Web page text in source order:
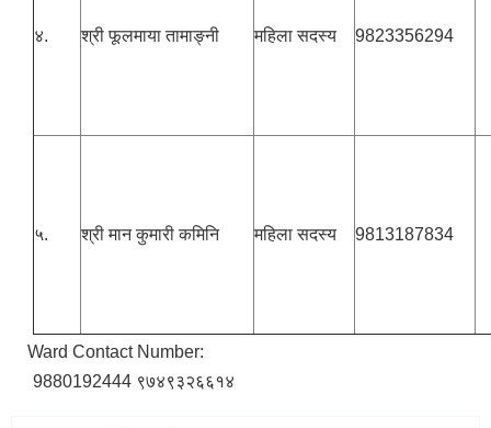
४. श्री फूलमाया तामाङ्नी महिला सदस्य 9823356294
५. श्री मान कुमारी कमिनि महिला सदस्य 9813187834
Ward Contact Number:
9880192444 ९७४९३२६६१४